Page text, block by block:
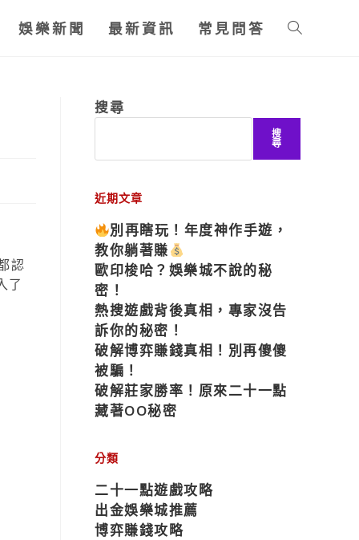
娛樂新聞 最新資訊 常見問答
認
了
搜尋
搜
尋
近期文章
別再瞎玩！年度神作手遊，
教你躺著賺
歐印梭哈？娛樂城不說的秘
密！
熱搜遊戲背後真相，專家沒告
訴你的秘密！
破解博弈賺錢真相！別再傻傻
被騙！
破解莊家勝率！原來二十一點
藏著OO秘密
分類
二十一點遊戲攻略
出金娛樂城推薦
博弈賺錢攻略